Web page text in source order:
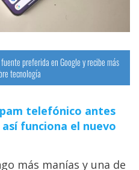
preferida en Google y recibe más
tecnología
telefónico antes
funciona el nuevo
más manías y una de